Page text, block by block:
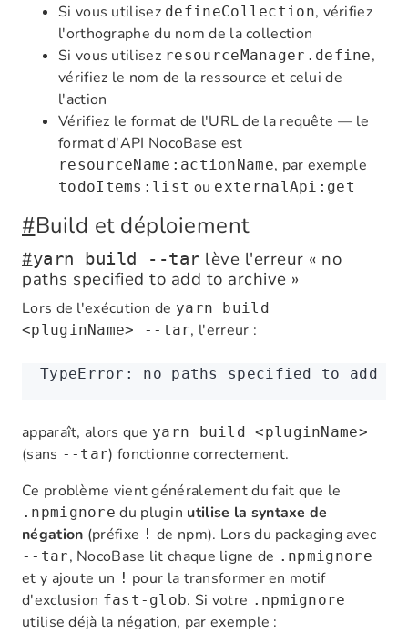
Si vous utilisez defineCollection, vérifiez
l'orthographe du nom de la collection
Si vous utilisez resourceManager.define,
vérifiez le nom de la ressource et celui de
l'action
Vérifiez le format de l'URL de la requête — le
format d'API NocoBase est
resourceName:actionName, par exemple
todoItems:list ou externalApi:get
#Build et déploiement
#yarn build --tar lève l'erreur « no
paths specified to add to archive »
Lors de l'exécution de yarn build
<pluginName> --tar, l'erreur :
TypeError: no paths specified to add
apparaît, alors que yarn build <pluginName>
(sans --tar) fonctionne correctement.
Ce problème vient généralement du fait que le
.npmignore du plugin utilise la syntaxe de
négation (préfixe ! de npm). Lors du packaging avec
--tar, NocoBase lit chaque ligne de .npmignore
et y ajoute un ! pour la transformer en motif
d'exclusion fast-glob. Si votre .npmignore
utilise déjà la négation, par exemple :